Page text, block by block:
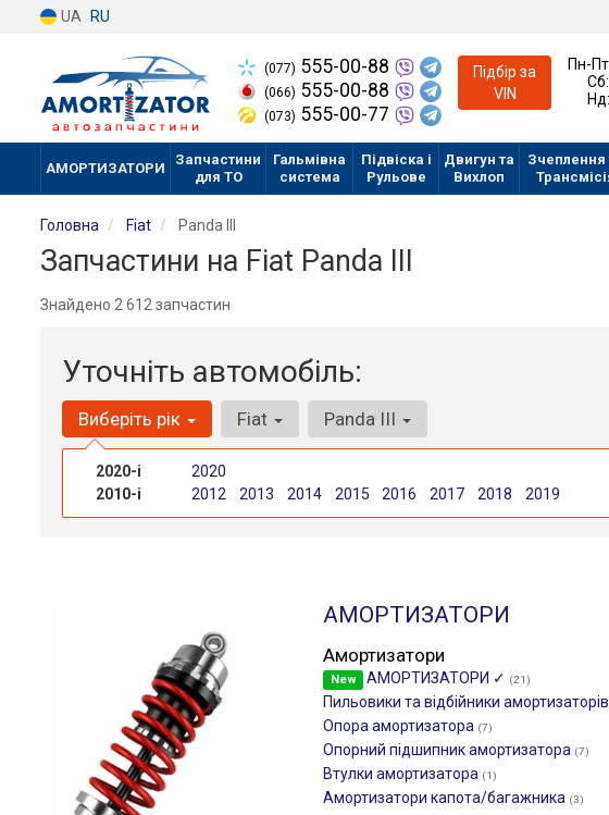
UA RU
(077) 555-00-88
(066) 555-00-88
(073) 555-00-77
Підбір за
VIN
Пн-
Сб:
Нд:
АМОРТИЗАТОРИ
Запчастини
для ТО
Гальмівна
система
Підвіска і
Рульове
Двигун та
Вихлоп
Зчеплення
Головна Fiat Panda III
Запчастини на Fiat Panda III
Знайдено 2 612 запчастин
Уточніть автомобіль:
Виберіть рік
2020-і
2020
2010-і
2012 2013 2014 2015 2016 2017 2018 2019
Fiat Panda III
АМОРТИЗАТОРИ
Амортизатори
New АМОРТИЗАТОРИ ✓ (21)
Пильовики та відбійники амортизаторів
Опора амортизатора (7)
Опорний підшипник амортизатора (7)
Втулки амортизатора (1)
Амортизатори капота/багажника (3)